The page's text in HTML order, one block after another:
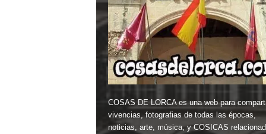
COSAS DE LORCA es una web para
vivencias, fotografias de todas las épocas,
noticias, arte, música, y COSICAS